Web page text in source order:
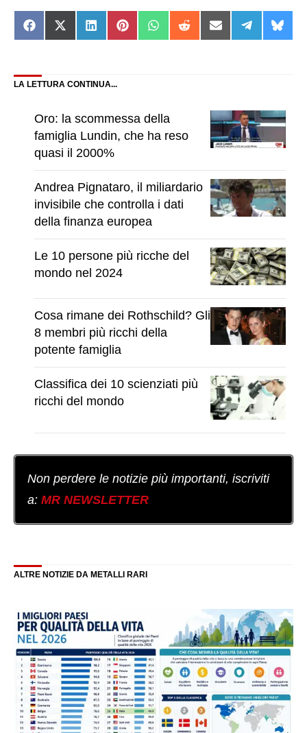
Share
on
Share
on
Share
on
Share
on
Share
on
Share
on
Share
on
Share
on
on
LA LETTURA CONTINUA...
Oro: la scommessa della
famiglia Lundin, che ha reso
quasi il 2000%
Andrea Pignataro, il miliardario
invisibile che controlla i dati
della finanza europea
Le 10 persone più ricche del
mondo nel 2024
Cosa rimane dei Rothschild? Gli
8 membri più ricchi della
potente famiglia
Classifica dei 10 scienziati più
ricchi del mondo
Non perdere le notizie più importanti, iscriviti
a: MR NEWSLETTER
ALTRE NOTIZIE DA METALLI RARI